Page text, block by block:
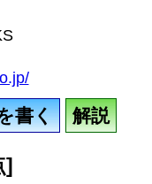
書く 解説
]